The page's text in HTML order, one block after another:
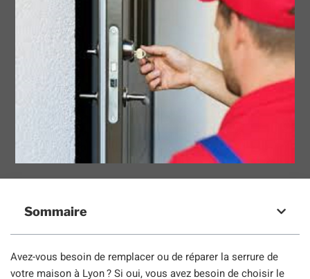
Sommaire
Avez-vous besoin de remplacer ou de réparer la serrure de
votre maison à Lyon ? Si oui, vous avez besoin de choisir le